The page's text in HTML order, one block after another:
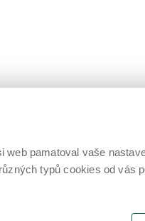
pamatoval vaše
typů cookies od vás